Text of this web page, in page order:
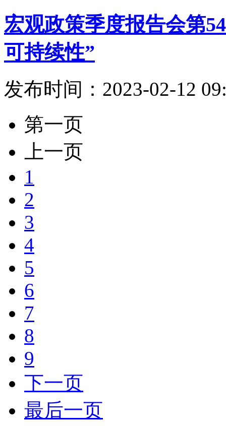
宏观政策季度报告会第
可持续性”
发布时间：2023-02-12
第一页
上一页
1
2
3
4
5
6
7
8
9
下一页
最后一页